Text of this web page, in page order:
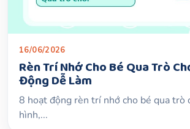
16/06/2026
Rèn Trí Nhớ Cho Bé Qua Trò
Động Dễ Làm
8 hoạt động rèn trí nhớ cho bé qua trò
hình,...